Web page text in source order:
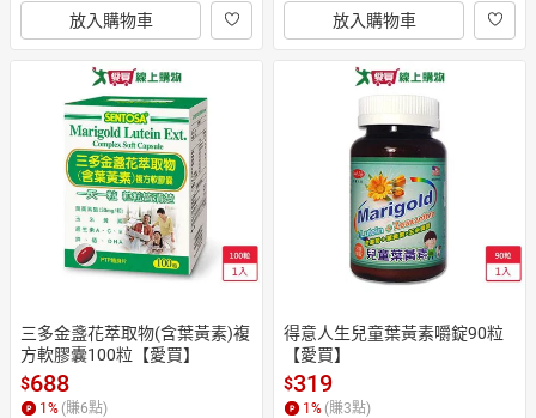
放入購物車 放入購物車
三多金盞花萃取物(含葉黃素)複
方軟膠囊100粒【愛買】
$688
1% (賺6點)
得意人生兒童葉黃素嚼錠90粒
【愛買】
$319
1% (賺3點)